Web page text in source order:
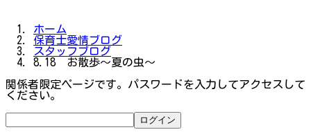
ホーム
保育士愛情ブログ
スタッフブログ
8.18 お散歩～夏の虫～
関係者限定ページです。パスワードを入力してアクセスして
ください。